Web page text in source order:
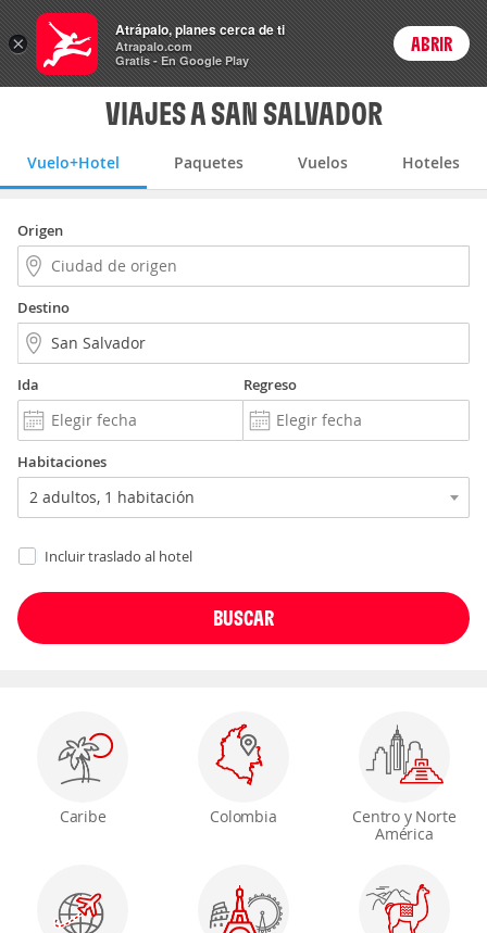
Vuelo+Hotel Login
VIAJES A SAN SALVADOR
Vuelo+Hotel Paquetes Vuelos Hoteles
Origen
Destino
Ida Regreso
Habitaciones
Incluir traslado al hotel
Caribe Colombia
Centro y Norte
América
×
Atrápalo, planes cerca de ti
Atrapalo.com
Gratis - En Google Play
ABRIR